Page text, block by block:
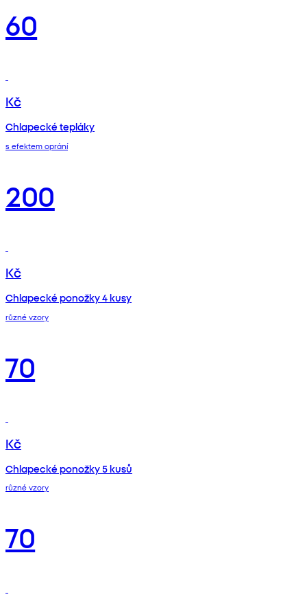
60
Kč
Chlapecké tepláky
s efektem oprání
200
Kč
Chlapecké ponožky 4 kusy
různé vzory
70
Kč
Chlapecké ponožky 5 kusů
různé vzory
70